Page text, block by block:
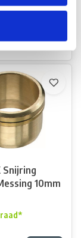
Snijring
10mm